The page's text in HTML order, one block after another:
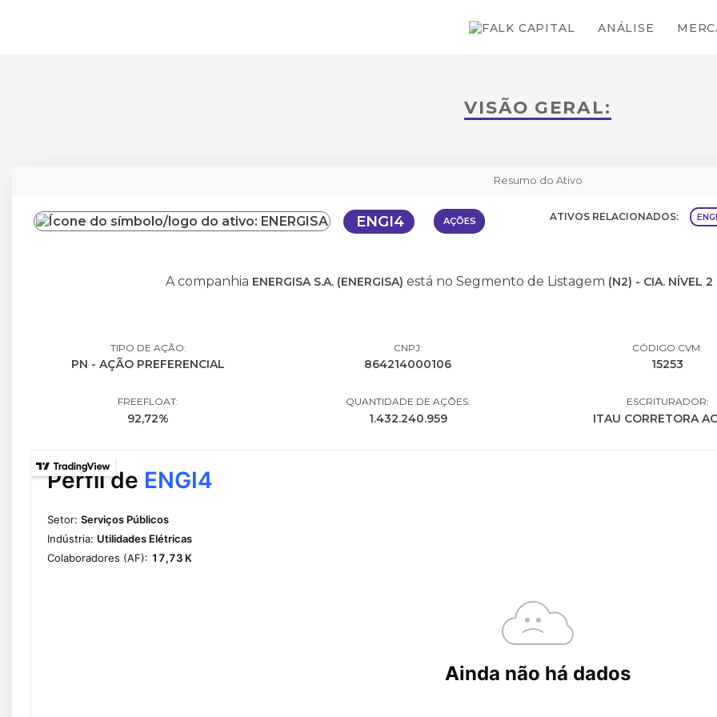
ANÁLISE
VISÃO GERAL:
Resumo do Ativo
ENGI4 AÇÕES ATIVOS RELACIONADOS:
A companhia ENERGISA S.A. (ENERGISA) está no Segmento de Listagem (N2) - CIA. NÍVEL 2
TIPO DE AÇÃO:
PN - AÇÃO PREFERENCIAL
CNPJ:
864214000106
CÓDIGO CVM:
15253
FREEFLOAT:
92,72%
QUANTIDADE DE AÇÕES:
1.432.240.959
ESCRITURADOR:
ITAU CORRETORA